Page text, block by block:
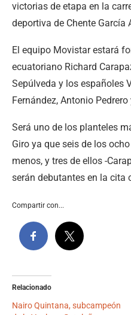
victorias de etapa en la
deportiva de Chente García
El equipo Movistar estará
ecuatoriano Richard
Sepúlveda y los españoles
Fernández, Antonio
Será uno de los planteles
Giro ya que seis de los
menos, y tres de ellos -
serán debutantes en la cita
Compartir con...
Relacionado
Nairo Quintana, subcampeón